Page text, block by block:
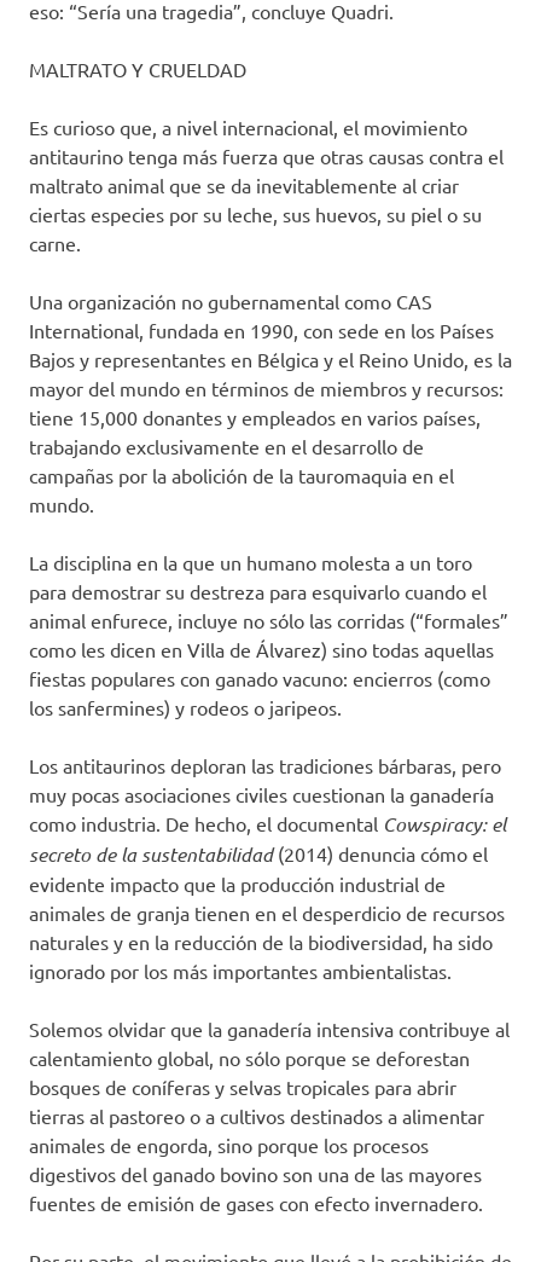
eso: “Sería una tragedia”, concluye Quadri.
MALTRATO Y CRUELDAD
Es curioso que, a nivel internacional, el movimiento
antitaurino tenga más fuerza que otras causas contra el
maltrato animal que se da inevitablemente al criar
ciertas especies por su leche, sus huevos, su piel o su
carne.
Una organización no gubernamental como CAS
International, fundada en 1990, con sede en los Países
Bajos y representantes en Bélgica y el Reino Unido, es la
mayor del mundo en términos de miembros y recursos:
tiene 15,000 donantes y empleados en varios países,
trabajando exclusivamente en el desarrollo de
campañas por la abolición de la tauromaquia en el
mundo.
La disciplina en la que un humano molesta a un toro
para demostrar su destreza para esquivarlo cuando el
animal enfurece, incluye no sólo las corridas (“formales”
como les dicen en Villa de Álvarez) sino todas aquellas
fiestas populares con ganado vacuno: encierros (como
los sanfermines) y rodeos o jaripeos.
Los antitaurinos deploran las tradiciones bárbaras, pero
muy pocas asociaciones civiles cuestionan la ganadería
como industria. De hecho, el documental Cowspiracy: el
secreto de la sustentabilidad(2014) denuncia cómo el
evidente impacto que la producción industrial de
animales de granja tienen en el desperdicio de recursos
naturales y en la reducción de la biodiversidad, ha sido
ignorado por los más importantes ambientalistas.
Solemos olvidar que la ganadería intensiva contribuye al
calentamiento global, no sólo porque se deforestan
bosques de coníferas y selvas tropicales para abrir
tierras al pastoreo o a cultivos destinados a alimentar
animales de engorda, sino porque los procesos
digestivos del ganado bovino son una de las mayores
fuentes de emisión de gases con efecto invernadero.